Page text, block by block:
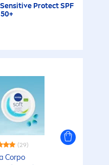
& Care
Sensitive ProtectSPF
50+
(29)
Corpo